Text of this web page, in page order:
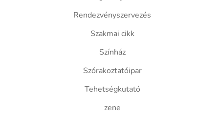
Rendezvényszervezés
Szakmai cikk
Színház
Szórakoztatóipar
Tehetségkutató
zene